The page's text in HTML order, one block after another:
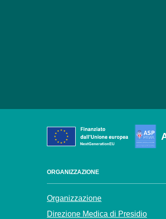
ORGANIZZAZIONE
Organizzazione
Direzione Medica di Presidio